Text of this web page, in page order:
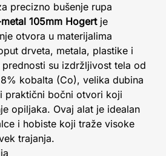
precizno bušenje rupa
105mm Hogertje
otvora u materijalima
drveta, metala, plastike i
su izdržljivost tela od
kobalta (Co), velika dubina
i praktični bočni otvori koji
opiljaka. Ovaj alat je idealan
i hobiste koji traže visoke
trajanja.